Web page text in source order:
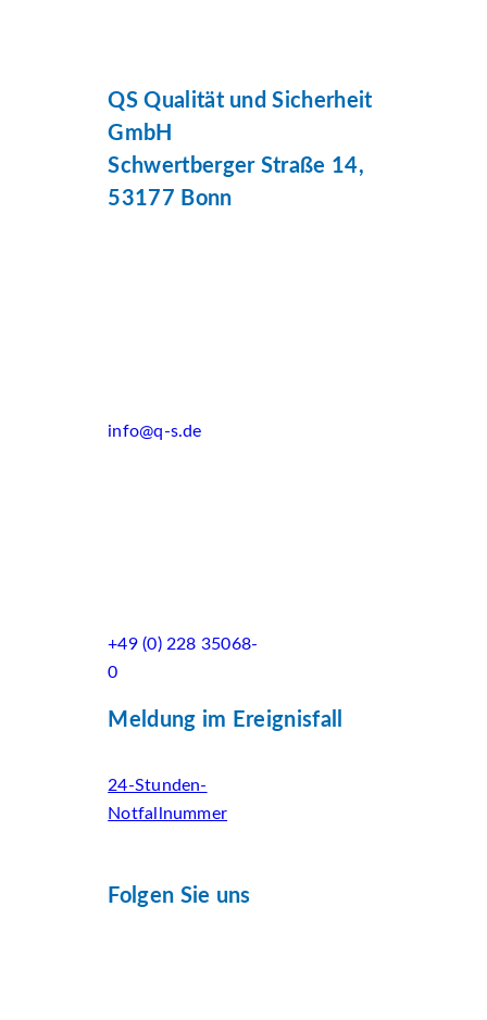
QS Qualität und Sicherheit
GmbH
Schwertberger Straße 14,
53177 Bonn
info@q-s.de
+49 (0) 228 35068-
0
Meldung im Ereignisfall
24-Stunden-
Notfallnummer
Folgen Sie uns